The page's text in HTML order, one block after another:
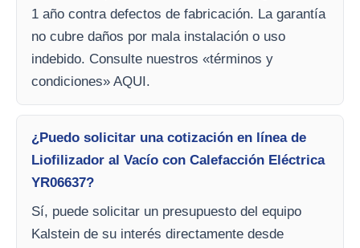
1 año contra defectos de fabricación. La garantía
no cubre daños por mala instalación o uso
indebido. Consulte nuestros «términos y
condiciones» AQUI.
¿Puedo solicitar una cotización en línea de
Liofilizador al Vacío con Calefacción Eléctrica
YR06637?
Sí, puede solicitar un presupuesto del equipo
Kalstein de su interés directamente desde